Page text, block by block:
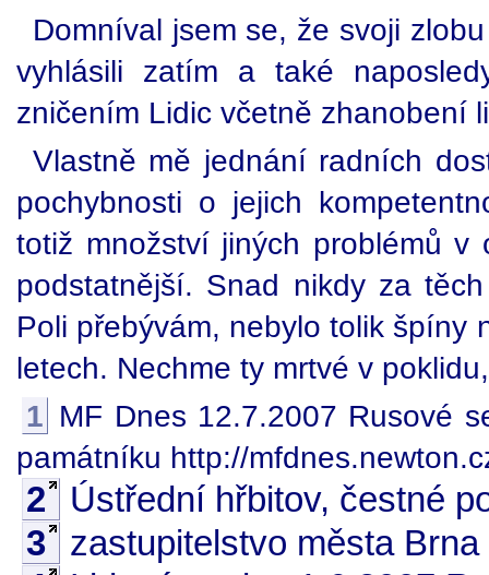
Domníval jsem se, že svoji
vyhlásili zatím a také
zničením Lidic včetně zhanobení
Vlastně mě jednání radních
pochybnosti o jejich
totiž množství jiných problémů
podstatnější. Snad nikdy za
Poli přebývám, nebylo tolik špíny
letech. Nechme ty mrtvé v
1 MF Dnes 12.7.2007 Rusové
památníku http://
2
Ústřední hřbitov, čestné
3
zastupitelstvo města Brna